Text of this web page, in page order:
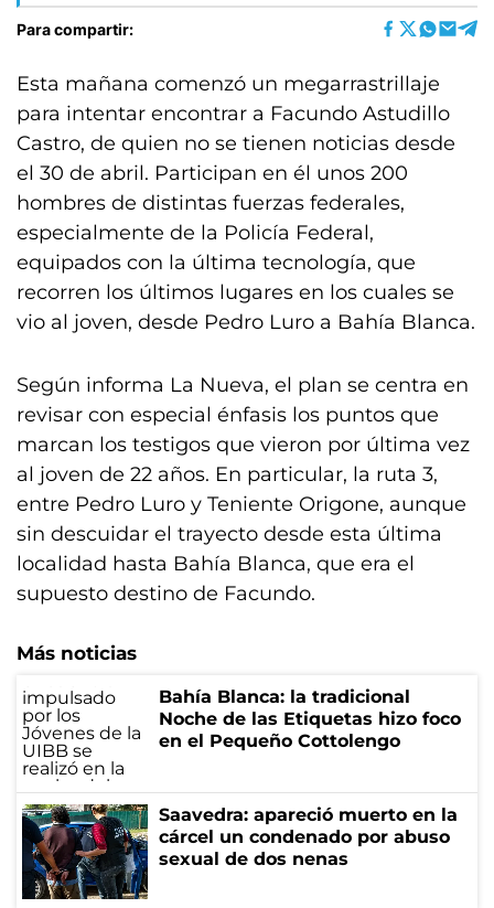
Para compartir:
Esta mañana comenzó un megarrastrillaje
para intentar encontrar a Facundo Astudillo
Castro, de quien no se tienen noticias desde
el 30 de abril. Participan en él unos 200
hombres de distintas fuerzas federales,
especialmente de la Policía Federal,
equipados con la última tecnología, que
recorren los últimos lugares en los cuales se
vio al joven, desde Pedro Luro a Bahía Blanca.
Según informa La Nueva, el plan se centra en
revisar con especial énfasis los puntos que
marcan los testigos que vieron por última vez
al joven de 22 años. En particular, la ruta 3,
entre Pedro Luro y Teniente Origone, aunque
sin descuidar el trayecto desde esta última
localidad hasta Bahía Blanca, que era el
supuesto destino de Facundo.
Más noticias
Bahía Blanca: la tradicional
Noche de las Etiquetas hizo foco
en el Pequeño Cottolengo
Saavedra: apareció muerto en la
cárcel un condenado por abuso
sexual de dos nenas